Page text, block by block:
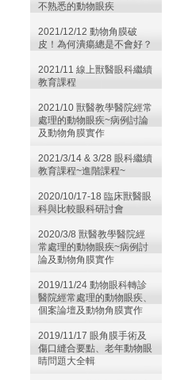
不熟悉的動物眼疾
2021/12/12 動物角膜破
皮！為何潰瘍總是不會好？
2021/11 線上獸醫眼科繼續
教育課程
2021/10 獸醫教學醫院經常
處理的動物眼疾~病例討論
及動物角膜實作
2021/3/14 & 3/28 眼科繼續
教育課程~進階課程~
2020/10/17-18 臨床獸醫眼
科與比較眼科研討會
2020/3/8 獸醫教學醫院經
常處理的動物眼疾~病例討
論及動物角膜實作
2019/11/24 動物眼科轉診
醫院經常處理的動物眼疾、
個案論壇及動物角膜實作
2019/11/17 眼角膜手術及
傷口縫合要點、老年動物眼
睛問題大全輯